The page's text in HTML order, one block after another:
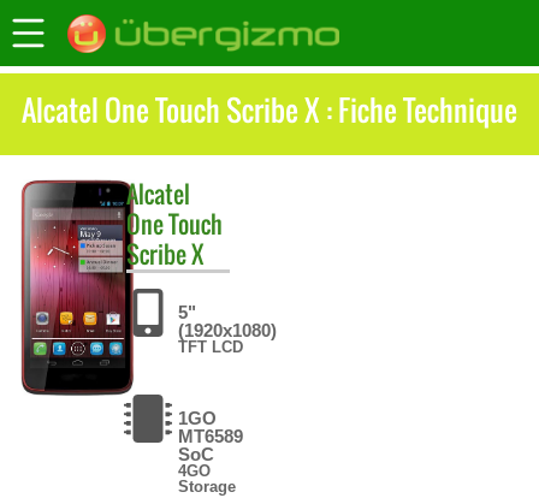
Alcatel One Touch Scribe X : Fiche Technique
Alcatel
One Touch
Scribe X
5"
(1920x1080)
TFT LCD
1GO
MT6589
SoC
4GO
Storage